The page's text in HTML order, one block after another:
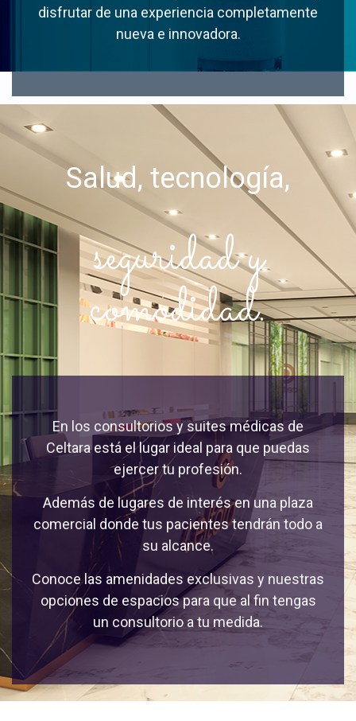
disfrutar de una experiencia completamente
nueva e innovadora.
Salud, tecnología,
seguridad y
comodidad.
En los consultorios y suites médicas de
Celtara está el lugar ideal para que puedas
ejercer tu profesión.
Además de lugares de interés en una plaza
comercial donde tus pacientes tendrán todo a
su alcance.
Conoce las amenidades exclusivas y nuestras
opciones de espacios para que al fin tengas
un consultorio a tu medida.